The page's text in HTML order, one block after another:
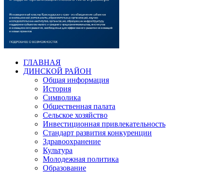
ГЛАВНАЯ
ДИНСКОЙ РАЙОН
Общая информация
История
Символика
Общественная палата
Сельское хозяйство
Инвестиционная привлекательность
Стандарт развития конкуренции
Здравоохранение
Культура
Молодежная политика
Образование